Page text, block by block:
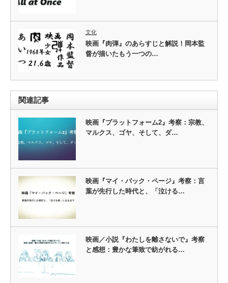
文化
映画『肉弾』のあらすじと解説！岡本監
督が描いたもう一つの…
関連記事
映画『プラットフォーム2』考察：宗教、
マルクス、ゴヤ、そして、ダ…
映画『マイ・バック・ページ』考察：言
葉が先行した時代と、「泣ける…
映画／小説『わたしを離さないで』考察
と感想：豊かな筆致で紡がれる…